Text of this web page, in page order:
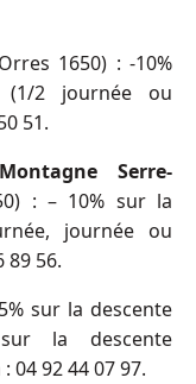
1650) : -10%
2 journée ou
51.
Serre-
: – 10% sur la
journée ou
89 56.
sur la descente
la descente
04 92 44 07 97.